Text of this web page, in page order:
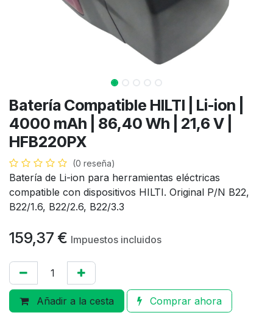
Batería Compatible HILTI | Li-ion |
4000 mAh | 86,40 Wh | 21,6 V |
HFB220PX
(0 reseña)
Batería de Li-ion para herramientas eléctricas
compatible con dispositivos HILTI. Original P/N B22,
B22/1.6, B22/2.6, B22/3.3
159,37 € Impuestos incluidos
Añadir a la cesta Comprar ahora